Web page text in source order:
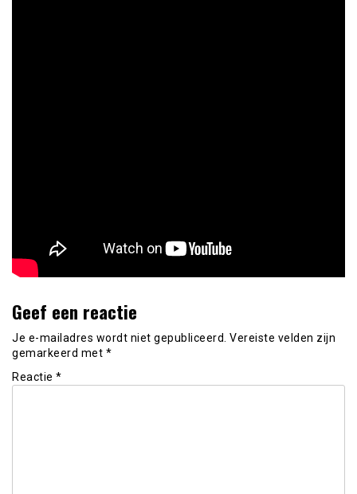
Geef een reactie
Je e-mailadres wordt niet gepubliceerd. Vereiste velden zijn
gemarkeerd met *
Reactie *